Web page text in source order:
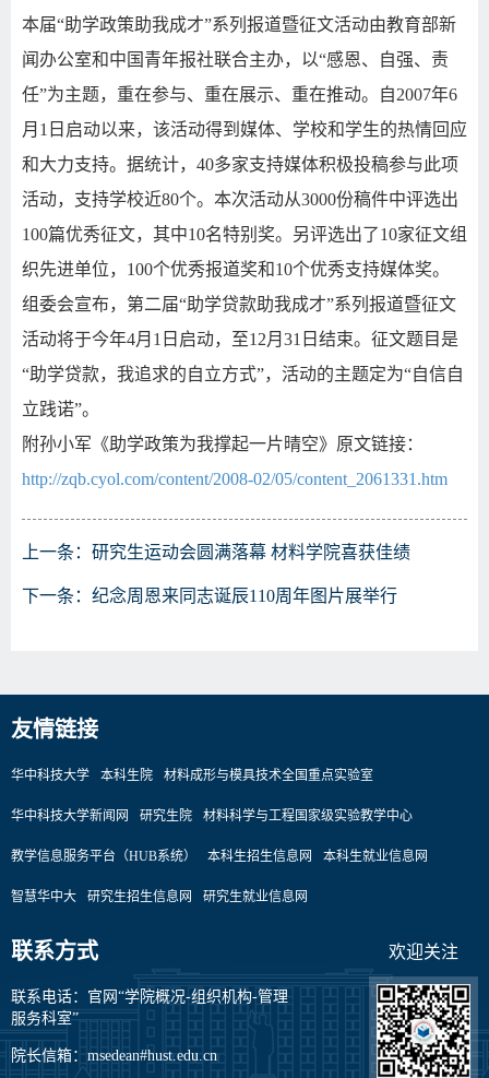
本届“助学政策助我成才”系列报道暨征文活动由教育部新
闻办公室和中国青年报社联合主办，以“感恩、自强、责
任”为主题，重在参与、重在展示、重在推动。自2007年6
月1日启动以来，该活动得到媒体、学校和学生的热情回应
和大力支持。据统计，40多家支持媒体积极投稿参与此项
活动，支持学校近80个。本次活动从3000份稿件中评选出
100篇优秀征文，其中10名特别奖。另评选出了10家征文组
织先进单位，100个优秀报道奖和10个优秀支持媒体奖。
组委会宣布，第二届“助学贷款助我成才”系列报道暨征文
活动将于今年4月1日启动，至12月31日结束。征文题目是
“助学贷款，我追求的自立方式”，活动的主题定为“自信自
立践诺”。
附孙小军《助学政策为我撑起一片晴空》原文链接：
http://zqb.cyol.com/content/2008-02/05/content_2061331.htm
上一条： 研究生运动会圆满落幕 材料学院喜获佳绩
下一条： 纪念周恩来同志诞辰110周年图片展举行
友情链接
华中科技大学 本科生院 材料成形与模具技术全国重点实验室
华中科技大学新闻网 研究生院 材料科学与工程国家级实验教学中心
教学信息服务平台（HUB系统） 本科生招生信息网 本科生就业信息网
智慧华中大 研究生招生信息网 研究生就业信息网
联系方式
联系电话：官网“学院概况-组织机构-管理
服务科室”
院长信箱：msedean#hust.edu.cn
欢迎关注